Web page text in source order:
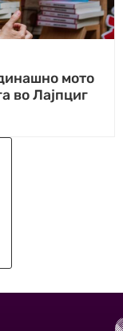
мото
во Лајпциг